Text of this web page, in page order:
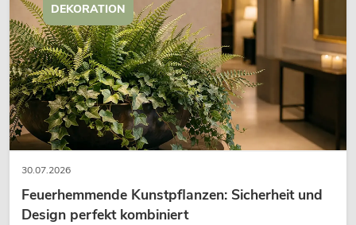
EUROLITE Set LED KLS Laser Bar Pro
FX + Boxenhochständer heavy, Alu sw
30.07.2026
Feuerhemmende Kunstpflanzen: Sicherheit und
Design perfekt kombiniert
DEKORATION